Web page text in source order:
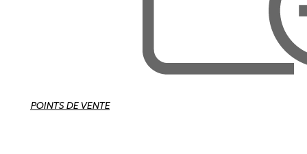
POINTS DE VENTE